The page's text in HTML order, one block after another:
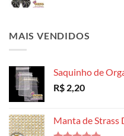
MAIS VENDIDOS
Saquinho de
R$ 2,20
Manta de Strass